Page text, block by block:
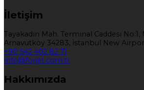
İletişim
Tayakadın Mah. Terminal Caddesi No:1,
Arnavutköy 34283, İstanbul New
+90 542 402 82 71
info@forjet.com.tr
Hakkımızda